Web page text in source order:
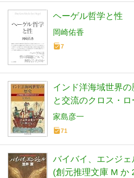
ヘーゲル哲学と性
岡崎佑香
7
インド洋海域世界
と交流のクロス・
庫)
家島彦一
71
バイバイ、エンジ
(創元推理文庫 M か